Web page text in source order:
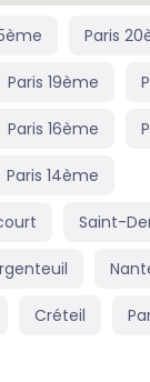
Paris
Paris 19ème
Paris 16ème
Paris 14ème
Saint-
Créteil